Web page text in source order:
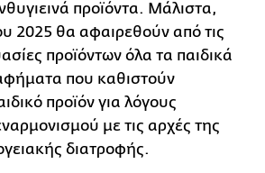
προϊόντα. Μάλιστα,
2025 θα αφαιρεθούν από τις
προϊόντων όλα τα παιδικά
που καθιστούν
προϊόν για λόγους
με τις αρχές της
διατροφής.